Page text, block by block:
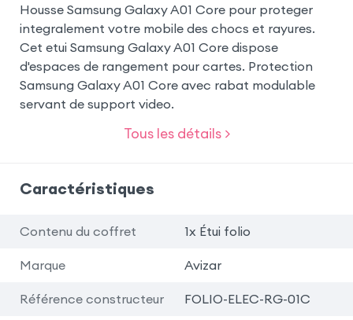
Housse Samsung Galaxy A01 Core pour proteger
integralement votre mobile des chocs et rayures.
Cet etui Samsung Galaxy A01 Core dispose
d'espaces de rangement pour cartes. Protection
Samsung Galaxy A01 Core avec rabat modulable
servant de support video.
Tous les détails >
Caractéristiques
Contenu du coffret 1x Étui folio
Marque Avizar
Référence constructeur FOLIO-ELEC-RG-01C